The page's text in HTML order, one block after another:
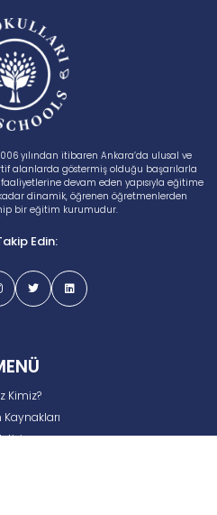
yılından itibaren Ankara’da ulusal ve
alanlarda göstermiş olduğu başarılarla
devam eden yapısıyla eğitime
dinamik, öğrenen öğretmenlerden
bir eğitim kurumudur.
Edin:
Kimiz?